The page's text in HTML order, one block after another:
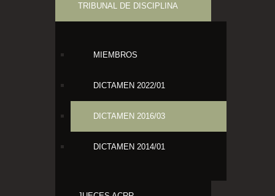
TRIBUNAL DE DISCIPLINA
MIEMBROS
DICTAMEN 2022/01
DICTAMEN 2016/03
DICTAMEN 2014/01